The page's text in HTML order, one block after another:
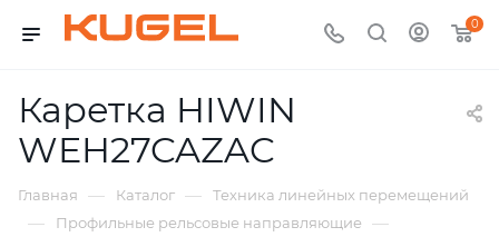
0
Каретка HIWIN
WEH27CAZAC
Главная — Каталог — Техника линейных перемещений
— Профильные рельсовые направляющие —